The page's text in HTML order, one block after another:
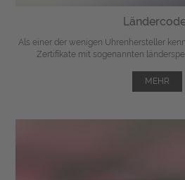
Als einer der wenigen Uhrenhersteller
Zertifikate mit sogenannten
MEHR